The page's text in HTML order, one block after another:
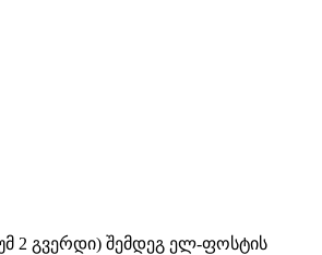
2 გვერდი) შემდეგ ელ-ფოსტის